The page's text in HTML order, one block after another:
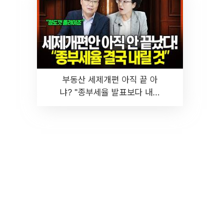
부동산 세제개편 아직 끝 아
냐? "종부세율 발표보다 내릴